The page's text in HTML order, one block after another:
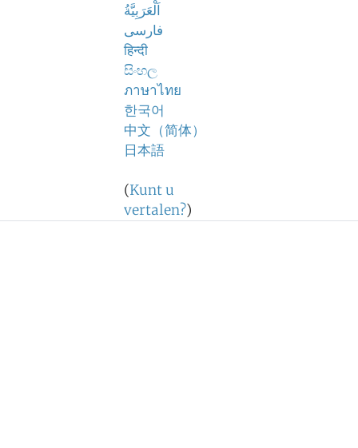
اَلْعَرَبِيَّةُ
فارسی
हिन्दी
සිංහල
ภาษาไทย
한국어
中文（简体）
日本語
(Kunt u
vertalen?)